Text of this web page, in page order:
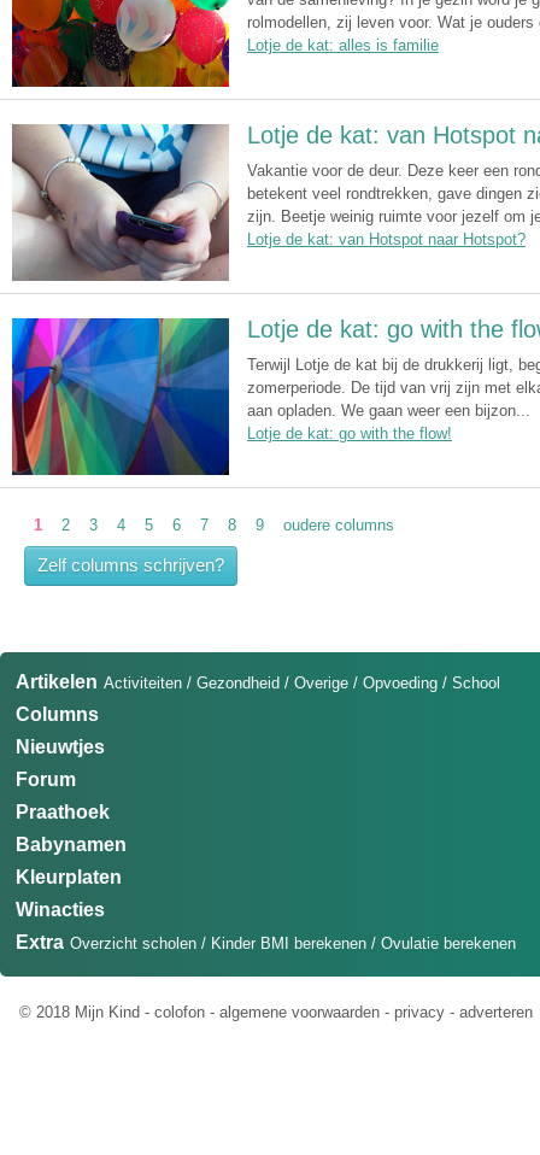
rolmodellen, zij leven voor. Wat je ouders
Lotje de kat: alles is familie
Lotje de kat: van Hotspot
Vakantie voor de deur. Deze keer een
betekent veel rondtrekken, gave dingen
zijn. Beetje weinig ruimte voor jezelf om
Lotje de kat: van Hotspot naar Hotspot?
Lotje de kat: go with the
Terwijl Lotje de kat bij de drukkerij ligt,
zomerperiode. De tijd van vrij zijn met
aan opladen. We gaan weer een bijzon...
Lotje de kat: go with the flow!
1 2 3 4 5 6 7 8 9 oudere columns
Zelf columns schrijven?
Artikelen Activiteiten / Gezondheid / Overige / Opvoeding / School
Columns
Nieuwtjes
Forum
Praathoek
Babynamen
Kleurplaten
Winacties
Extra Overzicht scholen / Kinder BMI berekenen / Ovulatie berekenen
© 2018 Mijn Kind - colofon - algemene voorwaarden - privacy - adverteren